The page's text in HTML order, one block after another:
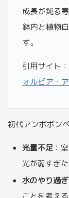
成長が鈍る
鉢内と植物
す。
引用サイト：
ォルビア・
初代アンボボン
光量不足 ：
光が弱すぎ
水のやり過ぎ